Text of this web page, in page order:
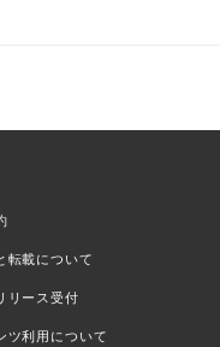
転載について
リース受付
ツ利用について